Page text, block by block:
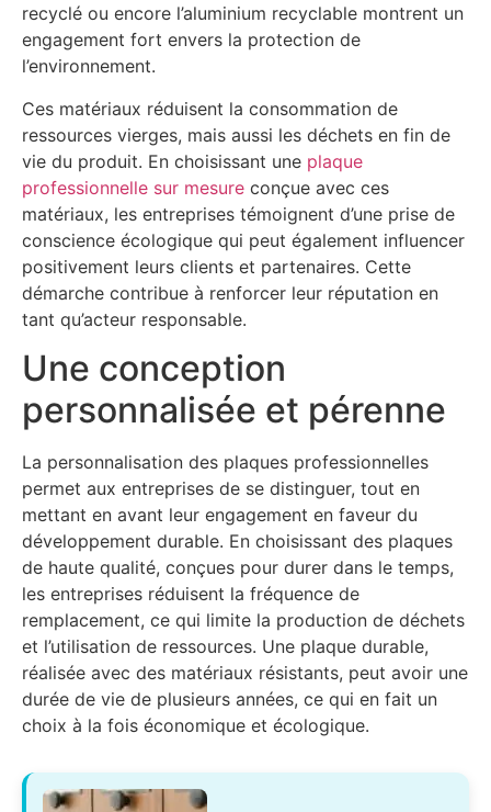
recyclé ou encore l’aluminium recyclable montrent un
engagement fort envers la protection de
l’environnement.
Ces matériaux réduisent la consommation de
ressources vierges, mais aussi les déchets en fin de
vie du produit. En choisissant une plaque
professionnelle sur mesure conçue avec ces
matériaux, les entreprises témoignent d’une prise de
conscience écologique qui peut également influencer
positivement leurs clients et partenaires. Cette
démarche contribue à renforcer leur réputation en
tant qu’acteur responsable.
Une conception
personnalisée et pérenne
La personnalisation des plaques professionnelles
permet aux entreprises de se distinguer, tout en
mettant en avant leur engagement en faveur du
développement durable. En choisissant des plaques
de haute qualité, conçues pour durer dans le temps,
les entreprises réduisent la fréquence de
remplacement, ce qui limite la production de déchets
et l’utilisation de ressources. Une plaque durable,
réalisée avec des matériaux résistants, peut avoir une
durée de vie de plusieurs années, ce qui en fait un
choix à la fois économique et écologique.